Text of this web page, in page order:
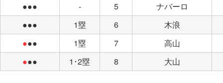
●●● - 5
ナバーロ
●●●
1塁 6
木浪
●●● 1塁 7
高山
●●● 1･2塁 8 大山